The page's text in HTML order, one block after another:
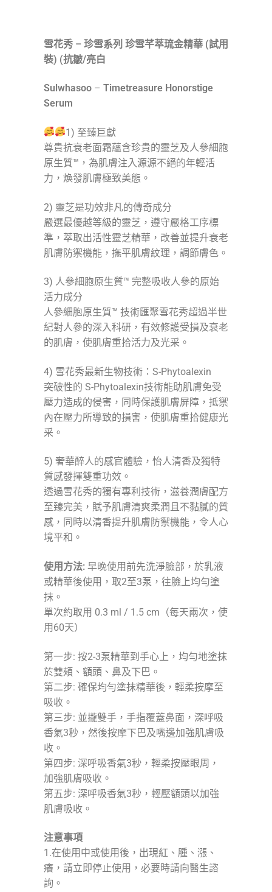
雪花秀 – 珍雪系列 珍雪芊萃琉金精華 (試用
裝) (抗皺/亮白
Sulwhasoo– Timetreasure Honorstige
Serum
1) 至臻巨獻
尊貴抗衰老面霜蘊含珍貴的靈芝及人參細胞
原生質™，為肌膚注入源源不絕的年輕活
力，煥發肌膚極致美態。
2) 靈芝是功效非凡的傳奇成分
嚴選最優越等級的靈芝，遵守嚴格工序標
準，萃取出活性靈芝精華，改善並提升衰老
肌膚防禦機能，撫平肌膚紋理，調節膚色。
3) 人參細胞原生質™ 完整吸收人參的原始
活力成分
人參細胞原生質™ 技術匯聚雪花秀超過半世
紀對人參的深入科研，有效修護受損及衰老
的肌膚，使肌膚重拾活力及光采。
4) 雪花秀最新生物技術：S-Phytoalexin
突破性的 S-Phytoalexin技術能助肌膚免受
壓力造成的侵害，同時保護肌膚屏障，抵禦
內在壓力所導致的損害，使肌膚重拾健康光
采。
5) 奢華醉人的感官體驗，怡人清香及獨特
質感發揮雙重功效。
透過雪花秀的獨有專利技術，滋養潤膚配方
至臻完美，賦予肌膚清爽柔潤且不黏膩的質
感，同時以清香提升肌膚防禦機能，令人心
境平和。
使用方法: 早晚使用前先洗淨臉部，於乳液
或精華後使用，取2至3泵，往臉上均勻塗
抹。
單次約取用 0.3 ml / 1.5 cm（每天兩次，使
用60天）
第一步: 按2-3泵精華到手心上，均勻地塗抹
於雙頰、額頭、鼻及下巴。
第二步: 確保均勻塗抹精華後，輕柔按摩至
吸收。
第三步: 並攏雙手，手指覆蓋鼻面，深呼吸
香氣3秒，然後按摩下巴及嘴邊加強肌膚吸
收。
第四步: 深呼吸香氣3秒，輕柔按壓眼周，
加強肌膚吸收。
第五步: 深呼吸香氣3秒，輕壓額頭以加強
肌膚吸收。
注意事項
1.在使用中或使用後，出現紅、腫、漲、
癢，請立即停止使用，必要時請向醫生諮
詢。